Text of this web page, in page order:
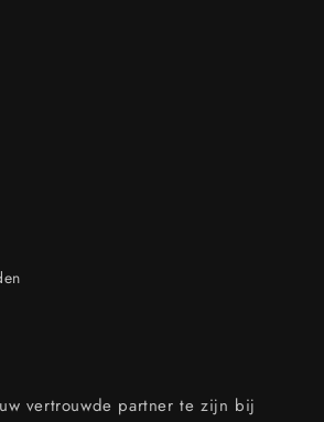
vertrouwde partner te zijn bij